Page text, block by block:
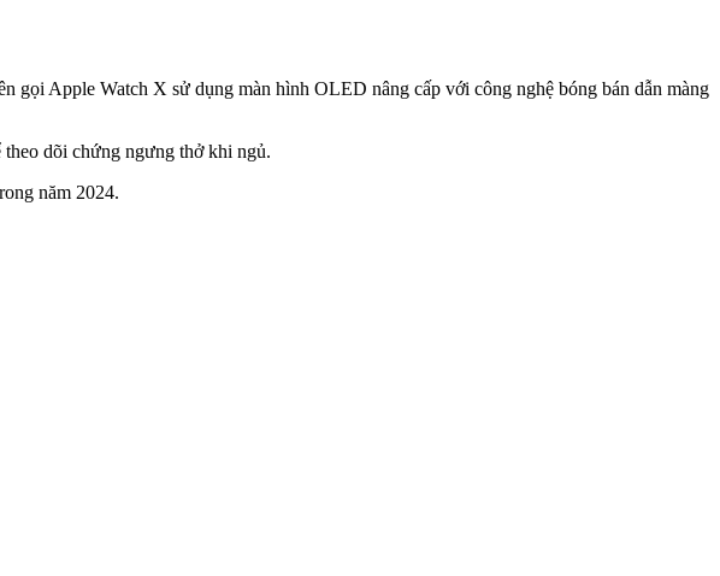
gọi Apple Watch X sử dụng màn hình OLED nâng cấp với công nghệ bóng bán dẫn màng
dõi chứng ngưng thở khi ngủ.
năm 2024.